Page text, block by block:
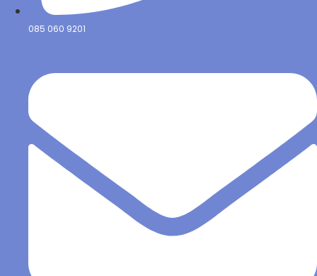
085 060 9201